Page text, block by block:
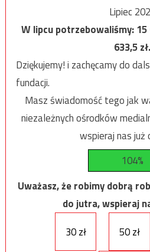
Lipiec
W lipcu potrzebowaliśmy:
633,5zł.
Dziękujemy! i zachęcamy do
fundacji.
Masz świadomość tego jak
niezależnych ośrodków
wspieraj nas już
104%
Uważasz, że robimy dobrą
do jutra, wspieraj
30 zł
50 zł